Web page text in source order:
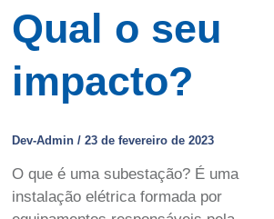
Qual o seu
impacto?
Dev-Admin / 23 de fevereiro de 2023
O que é uma subestação? É uma
instalação elétrica formada por